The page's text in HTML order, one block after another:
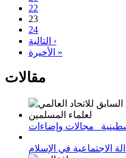
22
23
24
التالية ›
الأخيرة »
مقالات
مجالات وإضاءات